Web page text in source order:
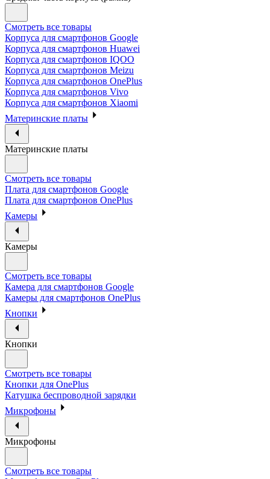
Смотреть все товары
Корпуса для смартфонов Google
Корпуса для смартфонов Huawei
Корпуса для смартфонов IQOO
Корпуса для смартфонов Meizu
Корпуса для смартфонов OnePlus
Корпуса для смартфонов Vivo
Корпуса для смартфонов Xiaomi
Материнские платы
Материнские платы
Смотреть все товары
Плата для смартфонов Google
Плата для смартфонов OnePlus
Камеры
Камеры
Смотреть все товары
Камера для смартфонов Google
Камеры для смартфонов OnePlus
Кнопки
Кнопки
Смотреть все товары
Кнопки для OnePlus
Катушка беспроводной зарядки
Микрофоны
Микрофоны
Смотреть все товары